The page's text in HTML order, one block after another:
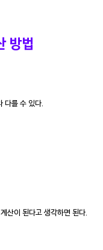
방법
다를 수 있다.
산이 된다고 생각하면 된다.